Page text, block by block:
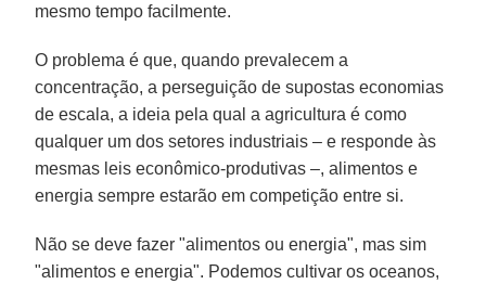
mesmo tempo facilmente.
O problema é que, quando prevalecem a
concentração, a perseguição de supostas economias
de escala, a ideia pela qual a agricultura é como
qualquer um dos setores industriais – e responde às
mesmas leis econômico-produtivas –, alimentos e
energia sempre estarão em competição entre si.
Não se deve fazer "alimentos ou energia", mas sim
"alimentos e energia". Podemos cultivar os oceanos,